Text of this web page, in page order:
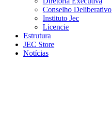
Conselho Deliberativo
Instituto Jec
Licencie
Estrutura
JEC Store
Notícias